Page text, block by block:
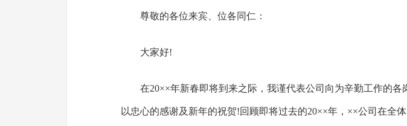
尊敬的各位来宾、位各同仁：
大家好!
在20××年新春即将到来之际，我谨代表公司向为辛勤工作的各
以忠心的感谢及新年的祝贺!回顾即将过去的20××年，××公司在全